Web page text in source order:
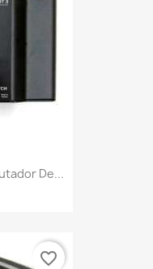
De...
favorite_border